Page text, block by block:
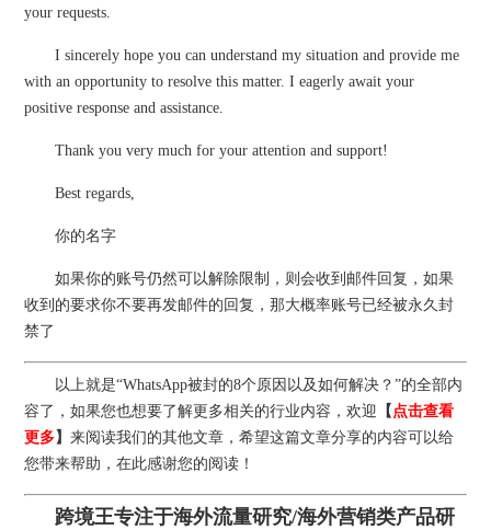
your requests.
I sincerely hope you can understand my situation and provide me
with an opportunity to resolve this matter. I eagerly await your
positive response and assistance.
Thank you very much for your attention and support!
Best regards,
你的名字
如果你的账号仍然可以解除限制，则会收到邮件回复，如果
收到的要求你不要再发邮件的回复，那大概率账号已经被永久封
禁了
以上就是“WhatsApp被封的8个原因以及如何解决？”的全部内
容了，如果您也想要了解更多相关的行业内容，欢迎 【 点击查看
更多】来阅读我们的其他文章，希望这篇文章分享的内容可以给
您带来帮助，在此感谢您的阅读！
跨境王专注于海外流量研究/海外营销类产品研